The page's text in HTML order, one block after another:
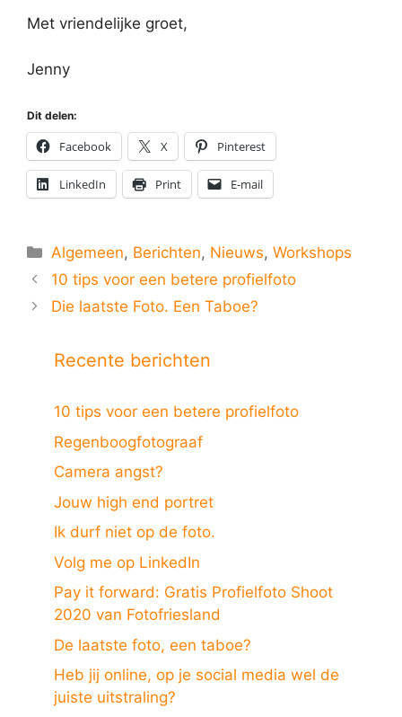
Met vriendelijke groet,
Jenny
Dit delen:
Facebook X Pinterest
LinkedIn Print E-mail
Categorieën
Algemeen, Berichten, Nieuws,Workshops
10 tips voor een betere profielfoto
Die laatste Foto. Een Taboe?
Recente berichten
10 tips voor een betere profielfoto
Regenboogfotograaf
Camera angst?
Jouw high end portret
Ik durf niet op de foto.
Volg me op LinkedIn
Pay it forward: Gratis Profielfoto Shoot
2020 van Fotofriesland
De laatste foto, een taboe?
Heb jij online, op je social media wel de
juiste uitstraling?